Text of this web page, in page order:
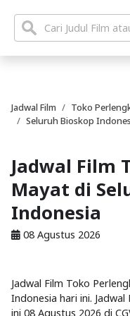
Jadwal Film
Toko
Seluruh Bioskop
Jadwal Film
Mayat di
Indonesia
08 Agustus 2026
Jadwal Film Toko
Indonesia hari ini.
ini 08 Agustus 2026 di